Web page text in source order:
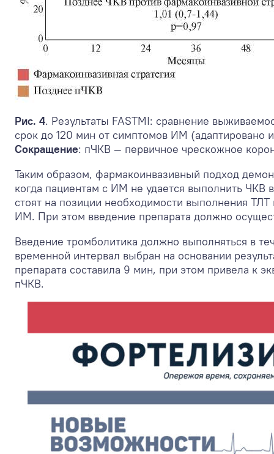
Рис. 4. Результаты FASTMI: сравнение
срок до 120 мин от симптомов ИМ (адаптировано
Сокращение: пЧКВ — первичное чрескожное
Таким образом, фармакоинвазивный подход
когда пациентам с ИМ не удается выполнить ЧКВ
стоят на позиции необходимости выполнения
ИМ. При этом введение препарата должно
Введение тромболитика должно выполняться в
временной интервал выбран на основании
препарата составила 9 мин, при этом привела к
пЧКВ.